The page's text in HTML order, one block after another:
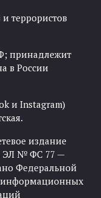
террористов
принадлежит
в России
и Instagram)
издание
ЭЛ № ФС 77 —
Федеральной
информационных